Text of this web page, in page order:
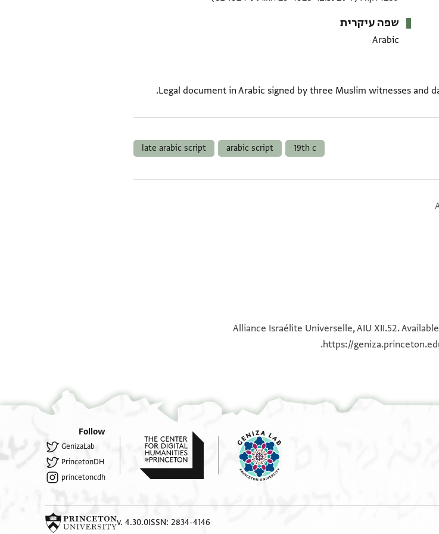
שפה עיקרית
Arabic
Legal document in Arabic signed by three Muslim witnesses and
19th c
arabic script
late arabic script
Alliance Israélite Universelle, AIU XII.52.
https://
Follow
GenizaLab
PrincetonDH
princetoncdh
ISSN: 2834-4146
v. 4.30.0